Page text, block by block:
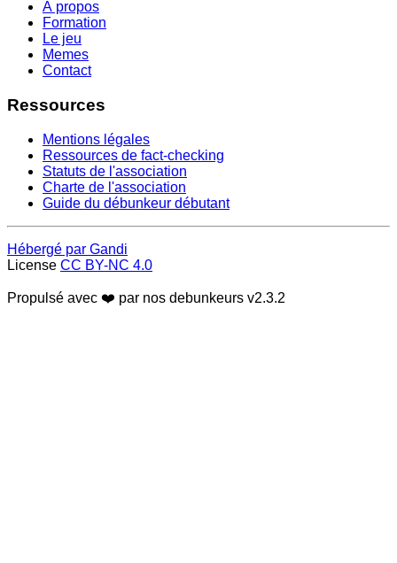
À propos
Formation
Le jeu
Memes
Contact
Ressources
Mentions légales
Ressources de fact-checking
Statuts de l'association
Charte de l'association
Guide du débunkeur débutant
Hébergé par Gandi
License CC BY-NC 4.0
Propulsé avec ❤️ par nos debunkeurs v2.3.2